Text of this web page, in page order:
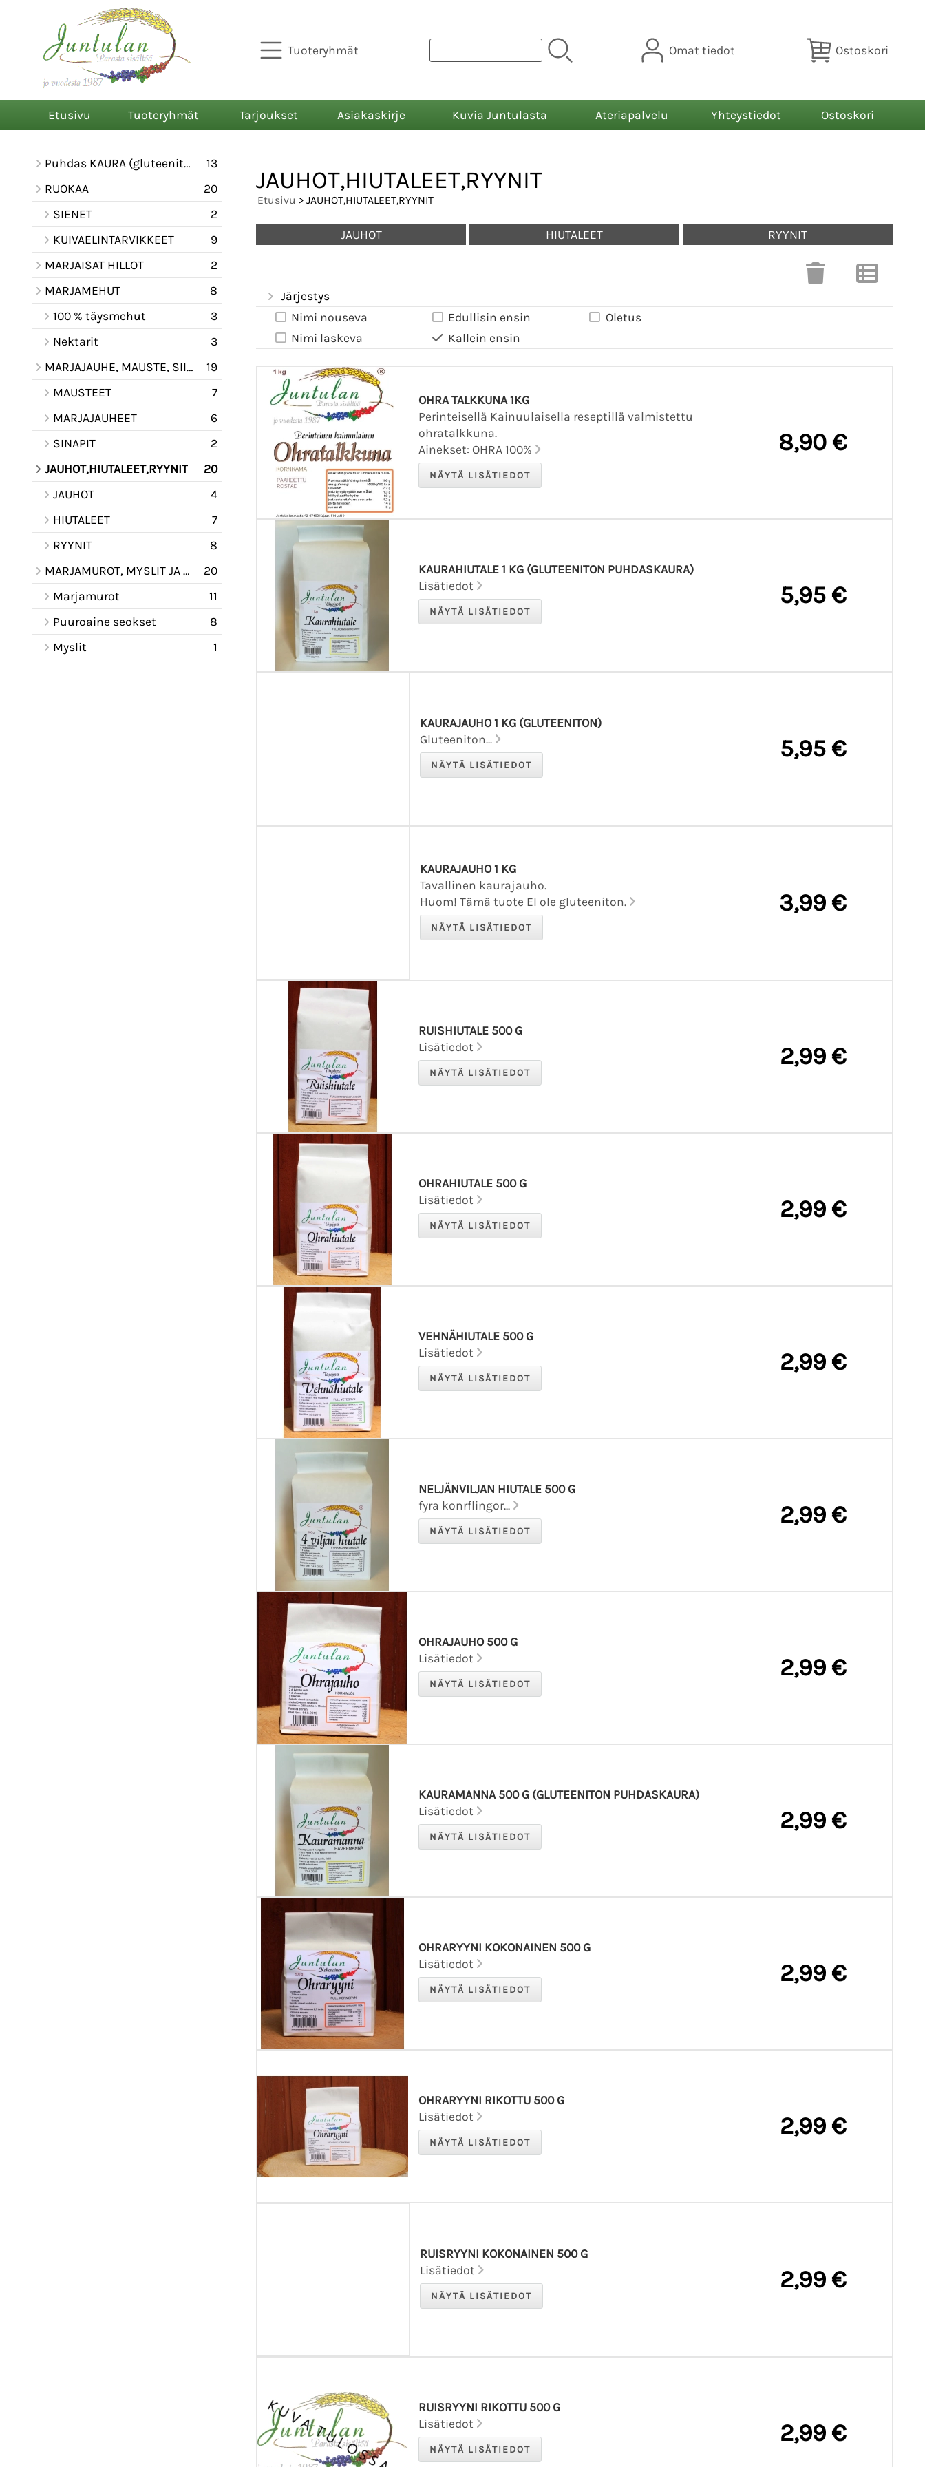
Tuoteryhmät Omat tiedot Ostoskori
Etusivu Tuoteryhmät Tarjoukset Asiakaskirje Kuvia Juntulasta Ateriapalvelu Yhteystiedot Ostoskori
Puhdas KAURA (gluteeniton)
13
RUOKAA
20
SIENET
2
KUIVAELINTARVIKKEET
9
MARJAISAT HILLOT
2
MARJAMEHUT
8
100 % täysmehut
3
Nektarit
3
MARJAJAUHE, MAUSTE, SIIRAPPI KASTIKE
19
MAUSTEET
7
MARJAJAUHEET
6
SINAPIT
2
JAUHOT,HIUTALEET,RYYNIT
20
JAUHOT
4
HIUTALEET
7
RYYNIT
8
MARJAMUROT, MYSLIT JA PUUROAINESEOKSET
20
Marjamurot
11
Puuroaine seokset
8
Myslit
1
JAUHOT,HIUTALEET,RYYNIT
Etusivu > JAUHOT,HIUTALEET,RYYNIT
JAUHOT HIUTALEET RYYNIT
Järjestys
Nimi nouseva
Nimi laskeva
Edullisin ensin
Kallein ensin
Oletus
OHRA TALKKUNA 1KG
Perinteisellä Kainuulaisella reseptillä valmistettu
ohratalkkuna.
Ainekset: OHRA 100%
8,90 €
KAURAHIUTALE 1 KG (GLUTEENITON PUHDASKAURA)
Lisätiedot
5,95 €
KAURAJAUHO 1 KG (GLUTEENITON)
Gluteeniton...
5,95 €
KAURAJAUHO 1 KG
Tavallinen kaurajauho.
Huom! Tämä tuote EI ole gluteeniton.
3,99 €
RUISHIUTALE 500 G
Lisätiedot
2,99 €
OHRAHIUTALE 500 G
Lisätiedot
2,99 €
VEHNÄHIUTALE 500 G
Lisätiedot
2,99 €
NELJÄNVILJAN HIUTALE 500 G
fyra konrflingor...
2,99 €
OHRAJAUHO 500 G
Lisätiedot
2,99 €
KAURAMANNA 500 G (GLUTEENITON PUHDASKAURA)
Lisätiedot
2,99 €
OHRARYYNI KOKONAINEN 500 G
Lisätiedot
2,99 €
OHRARYYNI RIKOTTU 500 G
Lisätiedot
2,99 €
RUISRYYNI KOKONAINEN 500 G
Lisätiedot
2,99 €
RUISRYYNI RIKOTTU 500 G
Lisätiedot
2,99 €